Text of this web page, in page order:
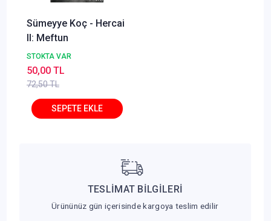
Sümeyye Koç - Hercai
II: Meftun
STOKTA VAR
72,50 TL
50,00 TL
TESLİMAT BİLGİLERİ
Ürününüz gün içerisinde kargoya teslim edilir